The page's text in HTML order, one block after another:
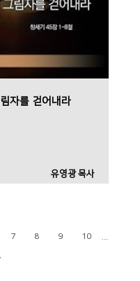
자를 걷어내라
유영광 목사
7 8 9 10